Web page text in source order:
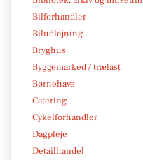
Bilforhandler
Biludlejning
Bryghus
Byggemarked / trælast
Børnehave
Catering
Cykelforhandler
Dagpleje
Detailhandel